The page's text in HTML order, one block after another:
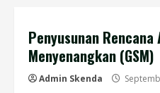
Penyusunan
Menyenangkan (GSM)
Admin Skenda